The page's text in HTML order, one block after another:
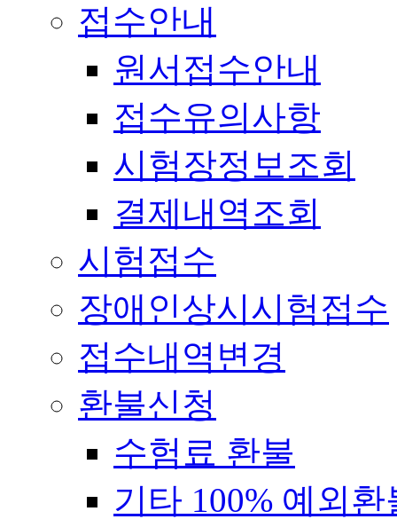
접수안내
원서접수안내
접수유의사항
시험장정보조회
결제내역조회
시험접수
장애인상시시험접수
접수내역변경
환불신청
수험료 환불
기타 100% 예외환